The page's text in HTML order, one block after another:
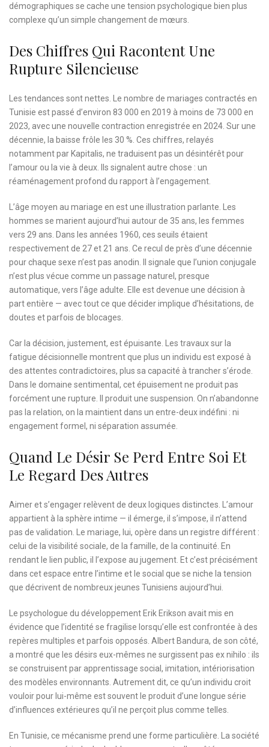
démographiques se cache une tension psychologique bien plus
complexe qu’un simple changement de mœurs.
Des Chiffres Qui Racontent Une
Rupture Silencieuse
Les tendances sont nettes. Le nombre de mariages contractés en
Tunisie est passé d’environ 83 000 en 2019 à moins de 73 000 en
2023, avec une nouvelle contraction enregistrée en 2024. Sur une
décennie, la baisse frôle les 30 %. Ces chiffres, relayés
notamment par Kapitalis, ne traduisent pas un désintérêt pour
l’amour ou la vie à deux. Ils signalent autre chose : un
réaménagement profond du rapport à l’engagement.
L’âge moyen au mariage en est une illustration parlante. Les
hommes se marient aujourd’hui autour de 35 ans, les femmes
vers 29 ans. Dans les années 1960, ces seuils étaient
respectivement de 27 et 21 ans. Ce recul de près d’une décennie
pour chaque sexe n’est pas anodin. Il signale que l’union conjugale
n’est plus vécue comme un passage naturel, presque
automatique, vers l’âge adulte. Elle est devenue une décision à
part entière — avec tout ce que décider implique d’hésitations, de
doutes et parfois de blocages.
Car la décision, justement, est épuisante. Les travaux sur la
fatigue décisionnelle montrent que plus un individu est exposé à
des attentes contradictoires, plus sa capacité à trancher s’érode.
Dans le domaine sentimental, cet épuisement ne produit pas
forcément une rupture. Il produit une suspension. On n’abandonne
pas la relation, on la maintient dans un entre-deux indéfini : ni
engagement formel, ni séparation assumée.
Quand Le Désir Se Perd Entre Soi Et
Le Regard Des Autres
Aimer et s’engager relèvent de deux logiques distinctes. L’amour
appartient à la sphère intime — il émerge, il s’impose, il n’attend
pas de validation. Le mariage, lui, opère dans un registre différent :
celui de la visibilité sociale, de la famille, de la continuité. En
rendant le lien public, il l’expose au jugement. Et c’est précisément
dans cet espace entre l’intime et le social que se niche la tension
que décrivent de nombreux jeunes Tunisiens aujourd’hui.
Le psychologue du développement Erik Erikson avait mis en
évidence que l’identité se fragilise lorsqu’elle est confrontée à des
repères multiples et parfois opposés. Albert Bandura, de son côté,
a montré que les désirs eux-mêmes ne surgissent pas ex nihilo : ils
se construisent par apprentissage social, imitation, intériorisation
des modèles environnants. Autrement dit, ce qu’un individu croit
vouloir pour lui-même est souvent le produit d’une longue série
d’influences extérieures qu’il ne perçoit plus comme telles.
En Tunisie, ce mécanisme prend une forme particulière. La société